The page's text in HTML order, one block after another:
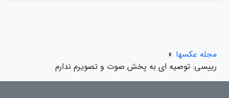
مجله عکسها »
رییسی: توصیه ای به پخش صوت و تصویرم ندارم